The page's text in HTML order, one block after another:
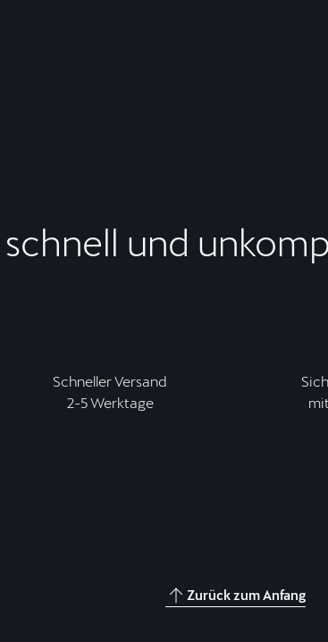
und
Schneller Versand
2-5 Werktage
Zurück zum Anfang